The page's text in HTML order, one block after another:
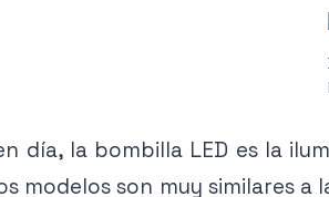
día, la bombilla LED es la
modelos son muy similares